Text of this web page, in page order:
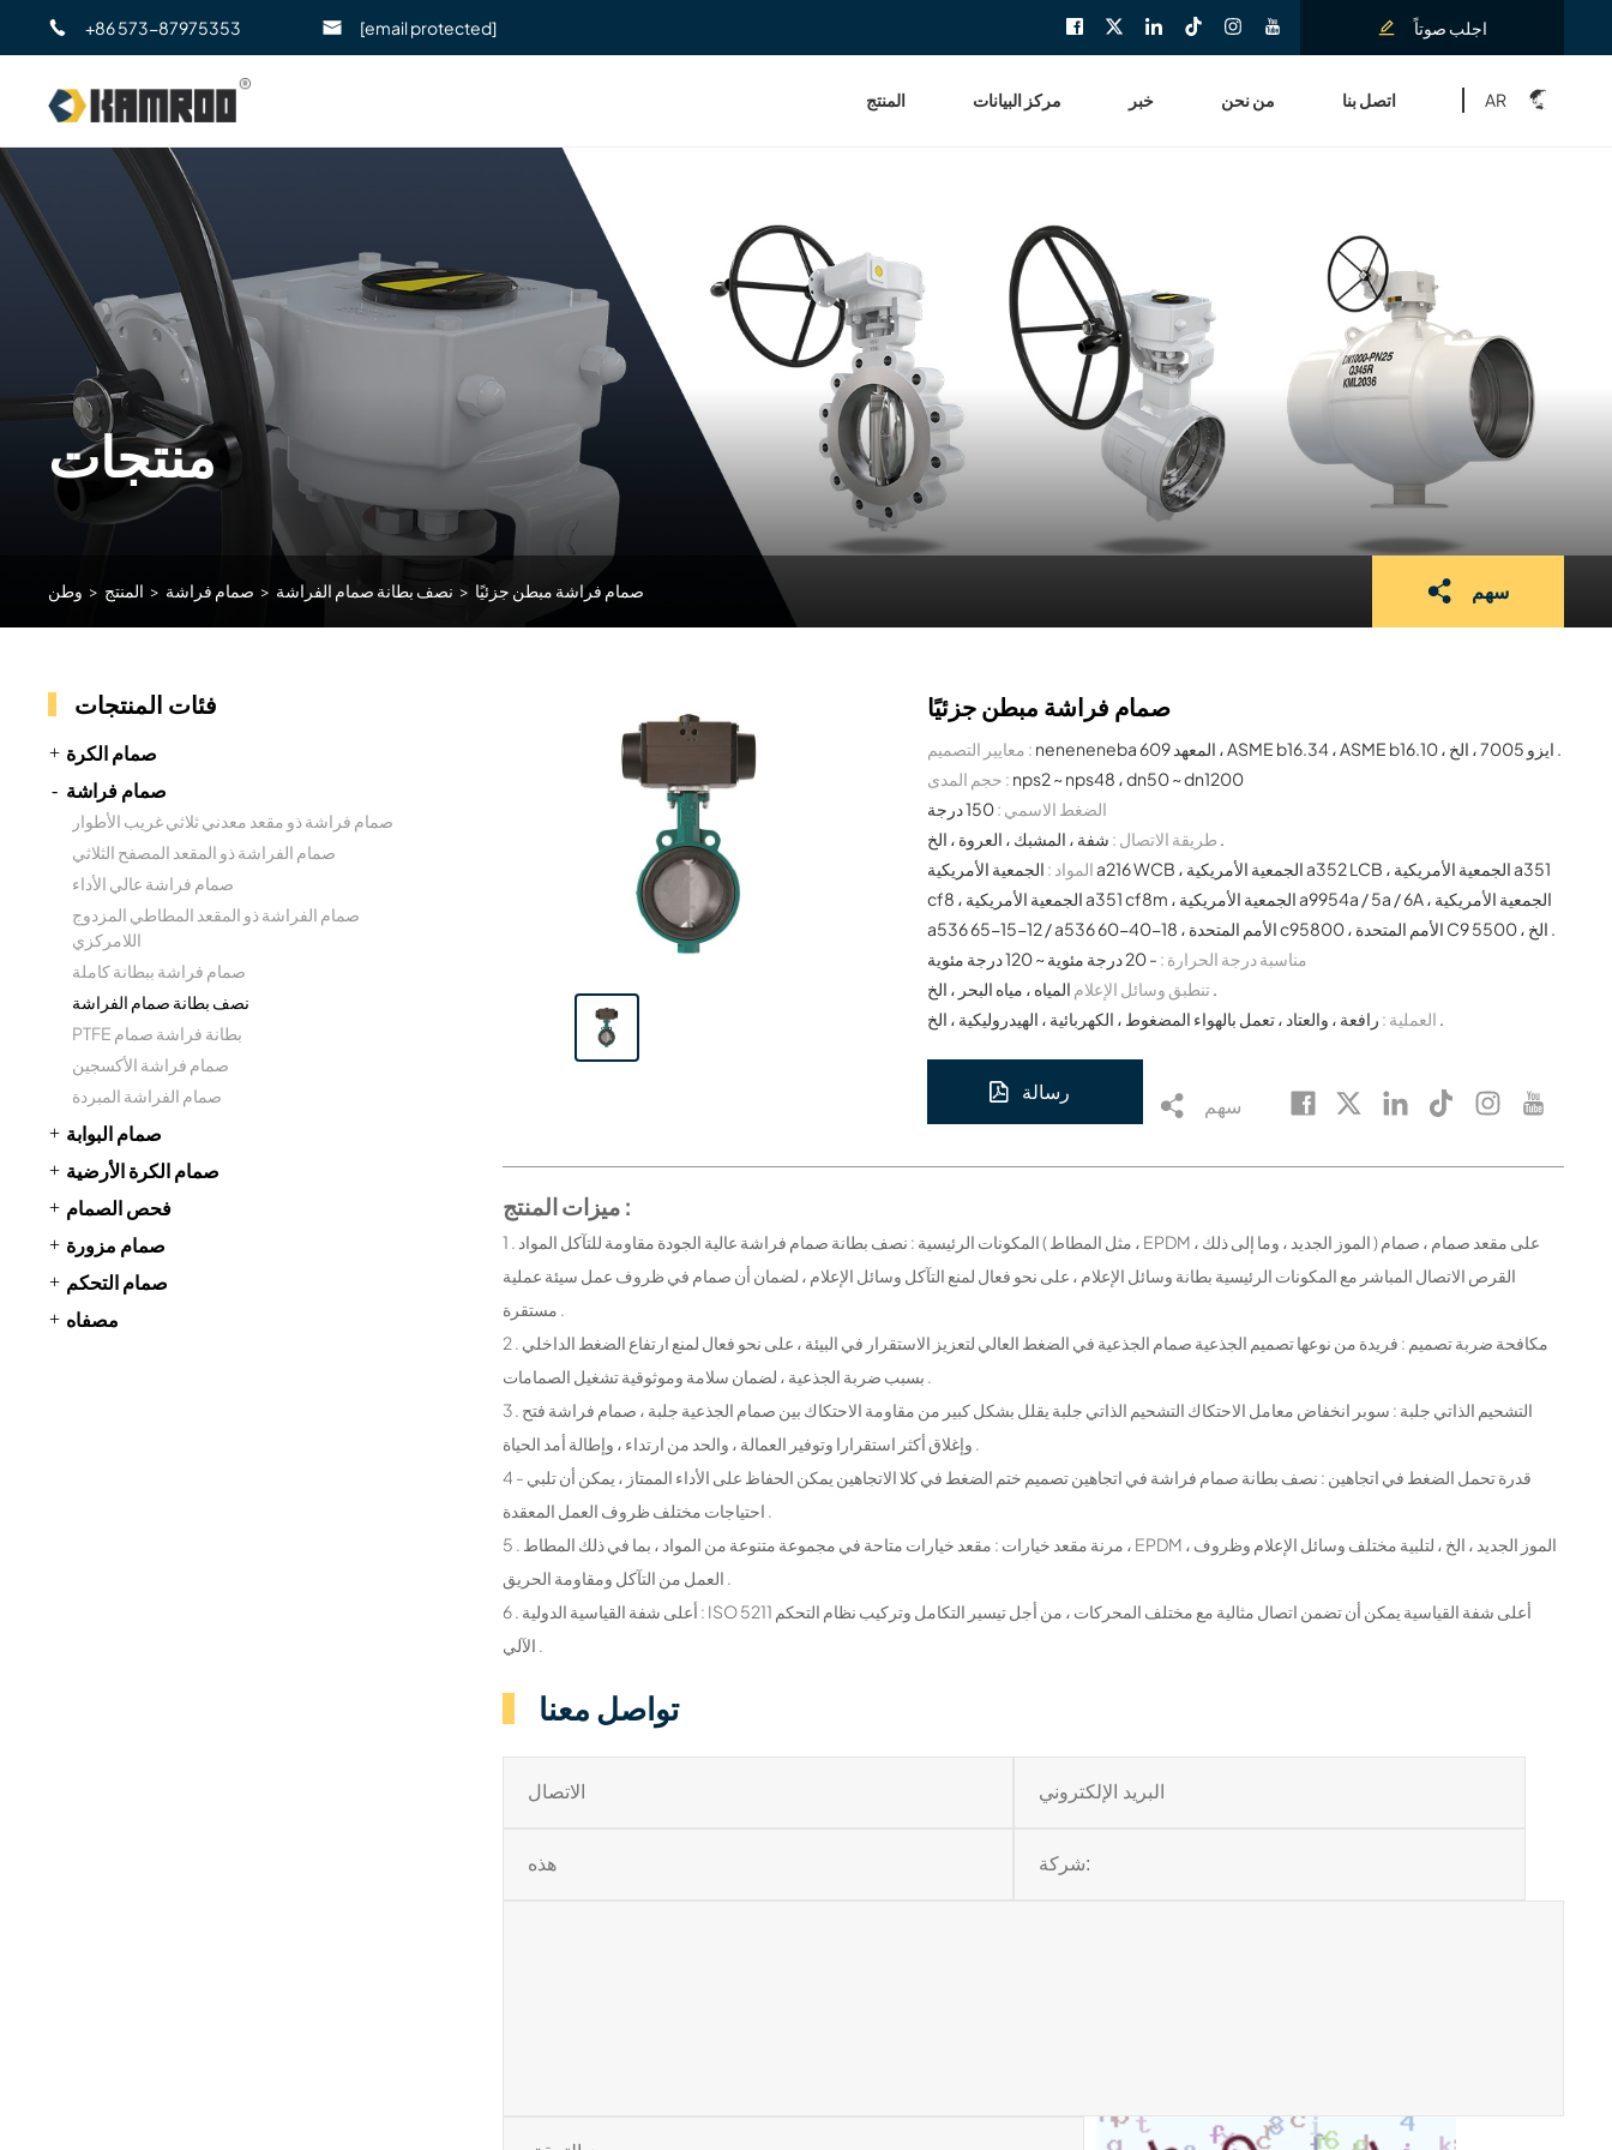
+86 573-87975353 [email protected] اجلب صوتاً
المنتج مركز البيانات خبر من نحن اتصل بنا AR
منتجات
وطن > المنتج > صمام فراشة > نصف بطانة صمام الفراشة > صمام فراشة مبطن جزئيًا سهم
فئات المنتجات
صمام الكرة
صمام فراشة
صمام فراشة ذو مقعد معدني ثلاثي غريب الأطوار
صمام الفراشة ذو المقعد المصفح الثلاثي
صمام فراشة عالي الأداء
صمام الفراشة ذو المقعد المطاطي المزدوج
اللامركزي
صمام فراشة ببطانة كاملة
نصف بطانة صمام الفراشة
PTFE بطانة فراشة صمام
صمام فراشة الأكسجين
صمام الفراشة المبردة
صمام البوابة
صمام الكرة الأرضية
فحص الصمام
صمام مزورة
صمام التحكم
مصفاه
صمام فراشة مبطن جزئيًا
معايير التصميم :
حجم المدى : nps2 ~ nps48 ، dn50 ~ dn1200
الضغط الاسمي :150 درجة
طريقة الاتصال :
المواد : الجمعية الأمريكية a216 WCB ، الجمعية الأمريكية a352 LCB ، الجمعية الأمريكية a351
cf8 ، الجمعية الأمريكية a351 cf8m ، الجمعية الأمريكية a9954a / 5a / 6A ، الجمعية الأمريكية
مناسبة درجة الحرارة : - 20 درجة مئوية ~ 120 درجة مئوية
تنطبق وسائل الإعلام
العملية :
رسالة
سهم
ميزات المنتج :
1 . المكونات الرئيسية : نصف بطانة صمام فراشة عالية الجودة مقاومة للتآكل المواد ( مثل المطاط ، EPDM ، الموز الجديد ، وما إلى ذلك ) على مقعد صمام ، صمام
القرص الاتصال المباشر مع المكونات الرئيسية بطانة وسائل الإعلام ، على نحو فعال لمنع التآكل وسائل الإعلام ، لضمان أن صمام في ظروف عمل سيئة عملية
مستقرة .
2 . مكافحة ضربة تصميم : فريدة من نوعها تصميم الجذعية صمام الجذعية في الضغط العالي لتعزيز الاستقرار في البيئة ، على نحو فعال لمنع ارتفاع الضغط الداخلي
بسبب ضربة الجذعية ، لضمان سلامة وموثوقية تشغيل الصمامات .
3 . التشحيم الذاتي جلبة : سوبر انخفاض معامل الاحتكاك التشحيم الذاتي جلبة يقلل بشكل كبير من مقاومة الاحتكاك بين صمام الجذعية جلبة ، صمام فراشة فتح
وإغلاق أكثر استقرارا وتوفير العمالة ، والحد من ارتداء ، وإطالة أمد الحياة .
4 - قدرة تحمل الضغط في اتجاهين : نصف بطانة صمام فراشة في اتجاهين تصميم ختم الضغط في كلا الاتجاهين يمكن الحفاظ على الأداء الممتاز ، يمكن أن تلبي
احتياجات مختلف ظروف العمل المعقدة .
5 . مرنة مقعد خيارات : مقعد خيارات متاحة في مجموعة متنوعة من المواد ، بما في ذلك المطاط ، EPDM ، الموز الجديد ، الخ ، لتلبية مختلف وسائل الإعلام وظروف
العمل من التآكل ومقاومة الحريق .
6 . أعلى شفة القياسية الدولية : ISO 5211 أعلى شفة القياسية يمكن أن تضمن اتصال مثالية مع مختلف المحركات ، من أجل تيسير التكامل وتركيب نظام التحكم
الآلي .
تواصل معنا